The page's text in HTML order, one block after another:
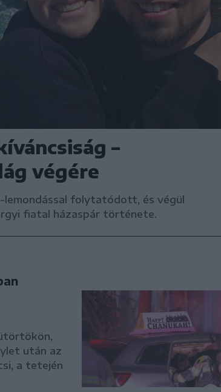
–
végére
lemondással folytatódott, és végül
fiatal házaspár története.
után az
a tetején